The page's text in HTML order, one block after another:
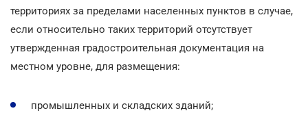
территориях за пределами населенных пунктов в случае,
если относительно таких территорий отсутствует
утвержденная градостроительная документация на
местном уровне, для размещения:
промышленных и складских зданий;